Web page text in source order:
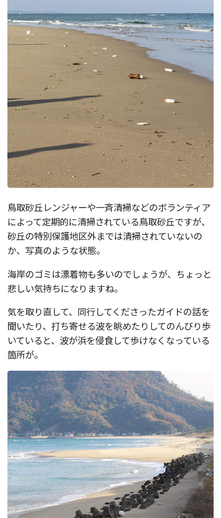
鳥取砂丘レンジャーや一斉清掃などのボランティア
によって定期的に清掃されている鳥取砂丘ですが、
砂丘の特別保護地区外までは清掃されていないの
か、写真のような状態。
海岸のゴミは漂着物も多いのでしょうが、ちょっと
悲しい気持ちになりますね。
気を取り直して、同行してくださったガイドの話を
聞いたり、打ち寄せる波を眺めたりしてのんびり歩
いていると、波が浜を侵食して歩けなくなっている
箇所が。